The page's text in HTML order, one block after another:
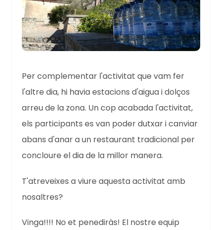
Per complementar l'activitat que vam fer
l'altre dia, hi havia estacions d'aigua i dolços
arreu de la zona. Un cop acabada l'activitat,
els participants es van poder dutxar i canviar
abans d'anar a un restaurant tradicional per
concloure el dia de la millor manera.
T'atreveixes a viure aquesta activitat amb
nosaltres?
Vinga!!!! No et penediràs! El nostre equip